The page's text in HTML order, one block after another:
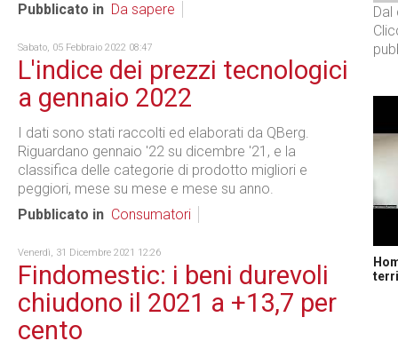
Pubblicato in Da sapere
Sabato, 05 Febbraio 2022 08:47
L'indice dei prezzi tecnologici
a gennaio 2022
I dati sono stati raccolti ed elaborati da QBerg.
Riguardano gennaio '22 su dicembre '21, e la
classifica delle categorie di prodotto migliori e
peggiori, mese su mese e mese su anno.
Pubblicato in Consumatori
Venerdì, 31 Dicembre 2021 12:26
Findomestic: i beni durevoli
chiudono il 2021 a +13,7 per
cento